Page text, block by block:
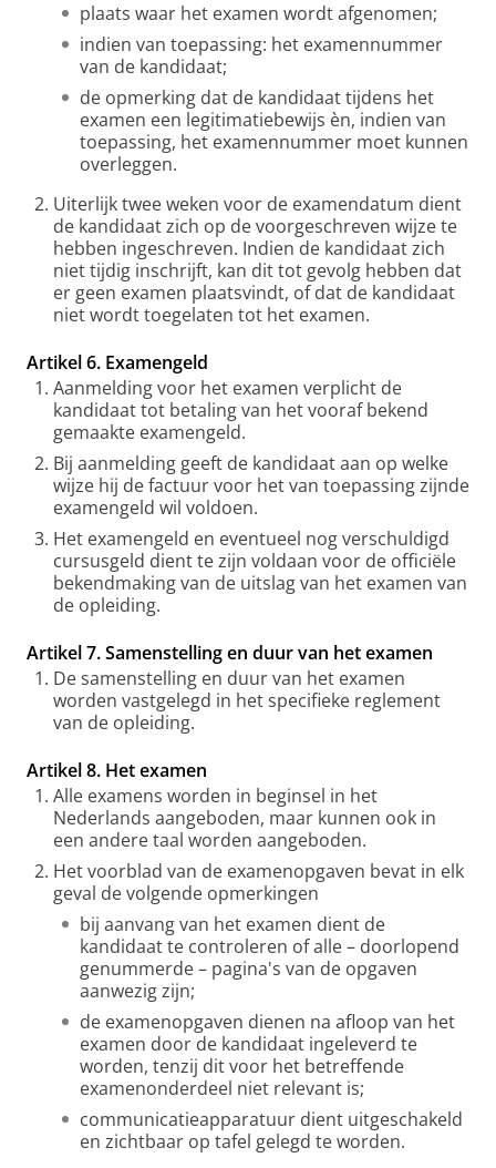
plaats waar het examen wordt afgenomen;
indien van toepassing: het examennummer
van de kandidaat;
de opmerking dat de kandidaat tijdens het
examen een legitimatiebewijs èn, indien van
toepassing, het examennummer moet kunnen
overleggen.
Uiterlijk twee weken voor de examendatum dient
de kandidaat zich op de voorgeschreven wijze te
hebben ingeschreven. Indien de kandidaat zich
niet tijdig inschrijft, kan dit tot gevolg hebben dat
er geen examen plaatsvindt, of dat de kandidaat
niet wordt toegelaten tot het examen.
Artikel 6. Examengeld
Aanmelding voor het examen verplicht de
kandidaat tot betaling van het vooraf bekend
gemaakte examengeld.
Bij aanmelding geeft de kandidaat aan op welke
wijze hij de factuur voor het van toepassing zijnde
examengeld wil voldoen.
Het examengeld en eventueel nog verschuldigd
cursusgeld dient te zijn voldaan voor de officiële
bekendmaking van de uitslag van het examen van
de opleiding.
Artikel 7. Samenstelling en duur van het examen
De samenstelling en duur van het examen
worden vastgelegd in het specifieke reglement
van de opleiding.
Artikel 8. Het examen
Alle examens worden in beginsel in het
Nederlands aangeboden, maar kunnen ook in
een andere taal worden aangeboden.
Het voorblad van de examenopgaven bevat in elk
geval de volgende opmerkingen
bij aanvang van het examen dient de
kandidaat te controleren of alle – doorlopend
genummerde – pagina's van de opgaven
aanwezig zijn;
de examenopgaven dienen na afloop van het
examen door de kandidaat ingeleverd te
worden, tenzij dit voor het betreffende
examenonderdeel niet relevant is;
communicatieapparatuur dient uitgeschakeld
en zichtbaar op tafel gelegd te worden.